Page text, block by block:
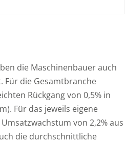
die Maschinenbauer auch
die Gesamtbranche
Rückgang von 0,5% in
Für das jeweils eigene
von 2,2% aus
die durchschnittliche